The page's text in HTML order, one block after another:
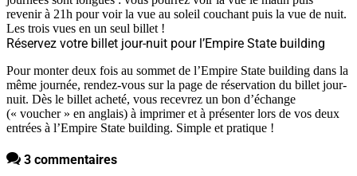
revenir à 21h pour voir la vue au soleil couchant puis la vue de nuit.
Les trois vues en un seul billet !
Réservez votre billet jour-nuit pour l’Empire State building
Pour monter deux fois au sommet de l’Empire State building dans la
même journée, rendez-vous sur la page de réservation du billet jour-
nuit. Dès le billet acheté, vous recevrez un bon d’échange
(« voucher » en anglais) à imprimer et à présenter lors de vos deux
entrées à l’Empire State building. Simple et pratique !
3 commentaires